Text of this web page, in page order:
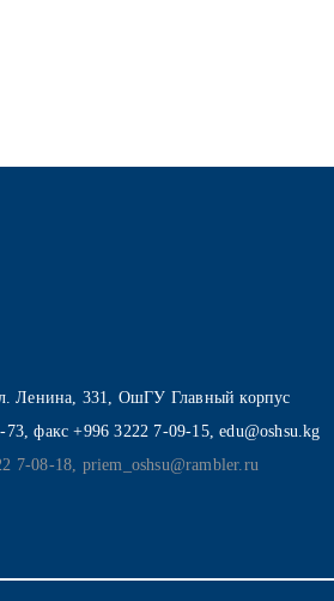
Ленина, 331, ОшГУ Главный корпус
факс +996 3222 7-09-15, edu@oshsu.kg
7-08-18, priem_oshsu@rambler.ru